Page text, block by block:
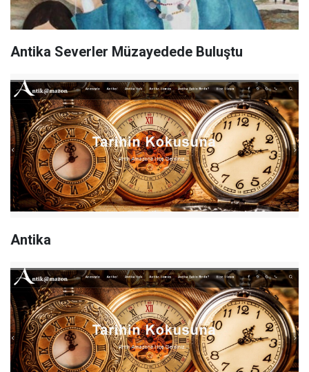
Antika Severler Müzayedede Buluştu
Antika